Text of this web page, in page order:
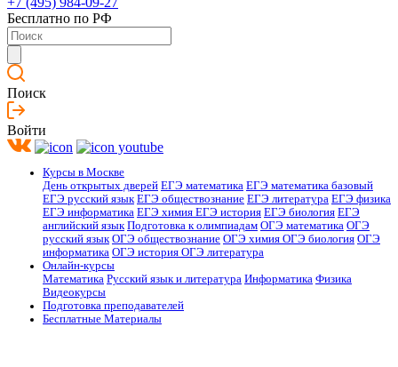
Бесплатно по РФ
Поиск
Войти
Курсы в Москве
День открытых дверей ЕГЭ математика ЕГЭ математика базовый
ЕГЭ русский язык ЕГЭ обществознание ЕГЭ литература ЕГЭ физика
ЕГЭ информатика ЕГЭ химия ЕГЭ история ЕГЭ биология ЕГЭ
английский язык Подготовка к олимпиадам ОГЭ математика ОГЭ
русский язык ОГЭ обществознание ОГЭ химия ОГЭ биология ОГЭ
информатика ОГЭ история ОГЭ литература
Онлайн-курсы
Математика Русский язык и литература Информатика Физика
Видеокурсы
Подготовка преподавателей
Бесплатные Материалы